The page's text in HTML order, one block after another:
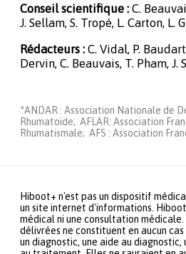
Conseil scientifique : C.
J. Sellam, S. Tropé, L. Carton, L.
Rédacteurs : C. Vidal, P.
Dervin, C. Beauvais, T. Pham, J.
*ANDAR : Association Nationale de
Rhumatoide; AFLAR: Association
Rhumatismale; AFS : Association
Hiboot+ n'est pas un dispositif
un site internet d'informations.
médical ni une consultation
délivrées ne constituent en aucun cas
un diagnostic, une aide au